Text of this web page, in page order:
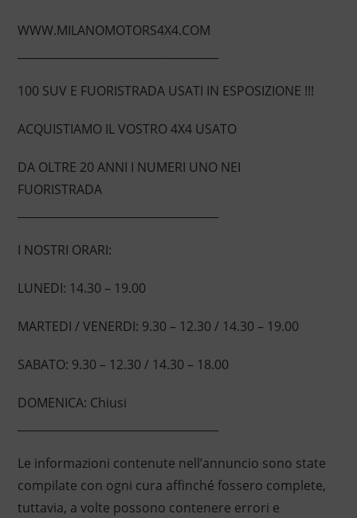
WWW.MILANOMOTORS4X4.COM
100 SUV E FUORISTRADA USATI IN ESPOSIZIONE !!!
ACQUISTIAMO IL VOSTRO 4X4 USATO
DA OLTRE 20 ANNI I NUMERI UNO NEI
FUORISTRADA
I NOSTRI ORARI:
LUNEDI: 14.30 – 19.00
MARTEDI / VENERDI: 9.30 – 12.30 / 14.30 – 19.00
SABATO: 9.30 – 12.30 / 14.30 – 18.00
DOMENICA: Chiusi
Le informazioni contenute nell’annuncio sono state
compilate con ogni cura affinché fossero complete,
tuttavia, a volte possono contenere errori e